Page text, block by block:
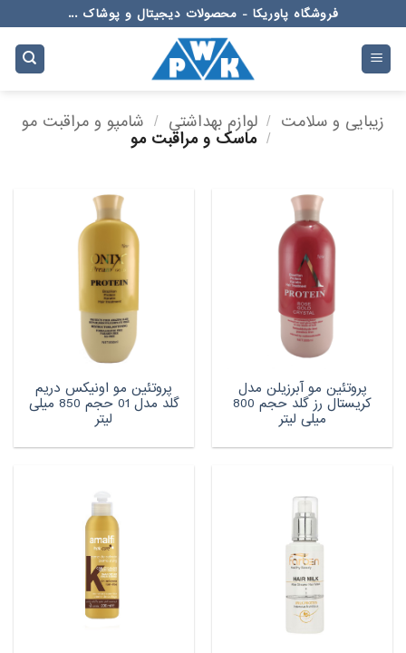
to
content
فروشگاه پاوریکا - محصولات دیجیتال و پوشاک ...
زیبایی و سلامت / لوازم بهداشتی / شامپو و مراقبت مو
/ ماسک و مراقبت مو
پروتئین مو آبرزیلن مدل
کریستال رز گلد حجم 800
میلی لیتر
پروتئین مو اونیکس دریم
گلد مدل 01 حجم 850 میلی
لیتر